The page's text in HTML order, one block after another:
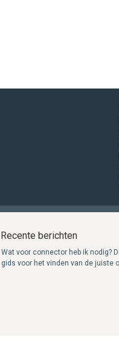
Recente berichten
Wat voor connector heb ik nodig?
gids voor het vinden van de juiste